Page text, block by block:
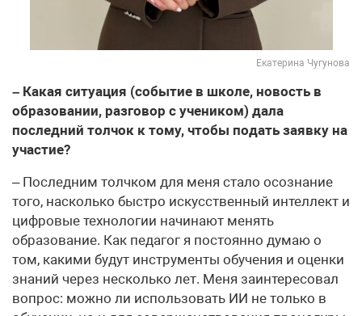
Екатерина Чугунова
– Какая ситуация (событие в школе, новость в
образовании, разговор с учеником) дала
последний толчок к тому, чтобы подать заявку на
участие?
– Последним толчком для меня стало осознание
того, насколько быстро искусственный интеллект и
цифровые технологии начинают менять
образование. Как педагог я постоянно думаю о
том, какими будут инструменты обучения и оценки
знаний через несколько лет. Меня заинтересовал
вопрос: можно ли использовать ИИ не только в